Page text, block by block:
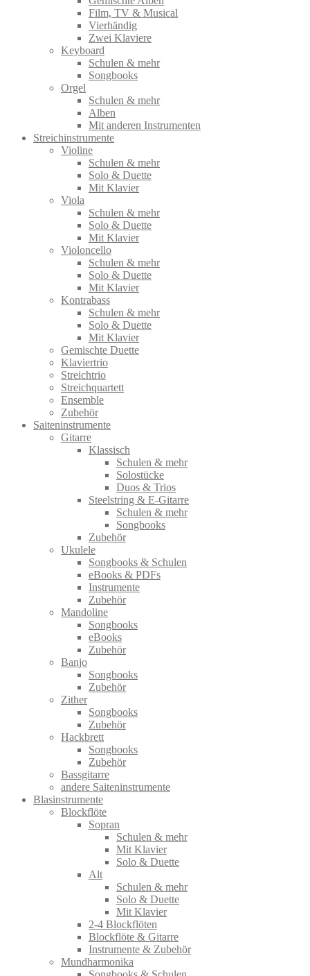
Film, TV & Musical
Vierhändig
Zwei Klaviere
Keyboard
Schulen & mehr
Songbooks
Orgel
Schulen & mehr
Alben
Mit anderen Instrumenten
Streichinstrumente
Violine
Schulen & mehr
Solo & Duette
Mit Klavier
Viola
Schulen & mehr
Solo & Duette
Mit Klavier
Violoncello
Schulen & mehr
Solo & Duette
Mit Klavier
Kontrabass
Schulen & mehr
Solo & Duette
Mit Klavier
Gemischte Duette
Klaviertrio
Streichtrio
Streichquartett
Ensemble
Zubehör
Saiteninstrumente
Gitarre
Klassisch
Schulen & mehr
Solostücke
Duos & Trios
Steelstring & E-Gitarre
Schulen & mehr
Songbooks
Zubehör
Ukulele
Songbooks & Schulen
eBooks & PDFs
Instrumente
Zubehör
Mandoline
Songbooks
eBooks
Zubehör
Banjo
Songbooks
Zubehör
Zither
Songbooks
Zubehör
Hackbrett
Songbooks
Zubehör
Bassgitarre
andere Saiteninstrumente
Blasinstrumente
Blockflöte
Sopran
Schulen & mehr
Mit Klavier
Solo & Duette
Alt
Schulen & mehr
Solo & Duette
Mit Klavier
2-4 Blockflöten
Blockflöte & Gitarre
Instrumente & Zubehör
Mundharmonika